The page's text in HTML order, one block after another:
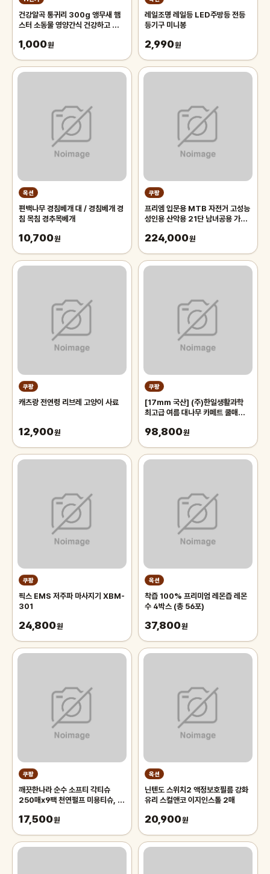
건강알곡 통귀리 300g 앵무새 햄
스터 소동물 영양간식 건강하고 깨끗
1,000원
레일조명 레일등 LED주방등 전등
등기구 미니봉
2,990원
옥션
편백나무 경침베개 대 / 경침베개 경
침 목침 경추목베개
10,700원
쿠팡
프리엠 입문용 MTB 자전거 고성능
성인용 산악용 21단 남녀공용 가성
175cm, 그레이 오렌지/21단/26
224,000원
쿠팡
캐츠랑 전연령 리브레 고양이 사료
12,900원
쿠팡
[17mm 국산] (주)한일생활과학
최고급 여름 대나무 카페트 쿨매트
침대 장판 자리_두꺼운 폭신한 튼튼
98,800원
쿠팡
픽스 EMS 저주파 마사지기 XBM-
301
24,800원
옥션
착즙 100% 프리미엄 레몬즙 레몬
수 4박스 (총 56포)
37,800원
쿠팡
깨끗한나라 순수 소프티 각티슈
250매x9팩 천연펄프 미용티슈, 3
17,500원
옥션
닌텐도 스위치2 액정보호필름 강화
유리 스컬앤코 이지인스톨 2매
20,900원